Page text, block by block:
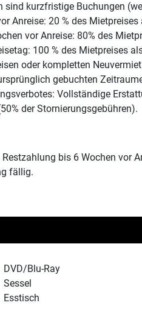
kurzfristige Buchungen
Anreise: 20 % des
vor Anreise: 80% des
100 % des Mietpreises
oder kompletten
gebuchten
Vollständige
der Stornierungsgebühren).
bis 6 Wochen vor
fällig.
DVD/Blu-Ray
Sessel
Esstisch